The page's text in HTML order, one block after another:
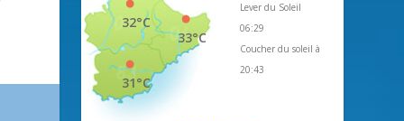
33°C
32°C
31°C
Lever du Soleil
06:29
Coucher du soleil à
20:43